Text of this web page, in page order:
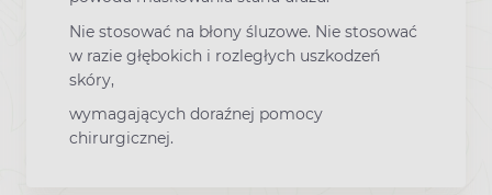
Nie stosować na błony śluzowe. Nie stosować
w razie głębokich i rozległych uszkodzeń
skóry,
wymagających doraźnej pomocy
chirurgicznej.